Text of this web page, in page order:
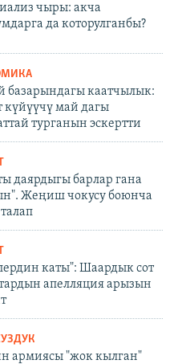
чыры: акча
да которулганбы?
базарындагы каатчылык:
күйүүчү май дагы
турганын эскертти
даярдыгы барлар гана
Жеңиш чокусу боюнча
каты": Шаардык сот
апелляция арызын
армиясы "жок кылган"